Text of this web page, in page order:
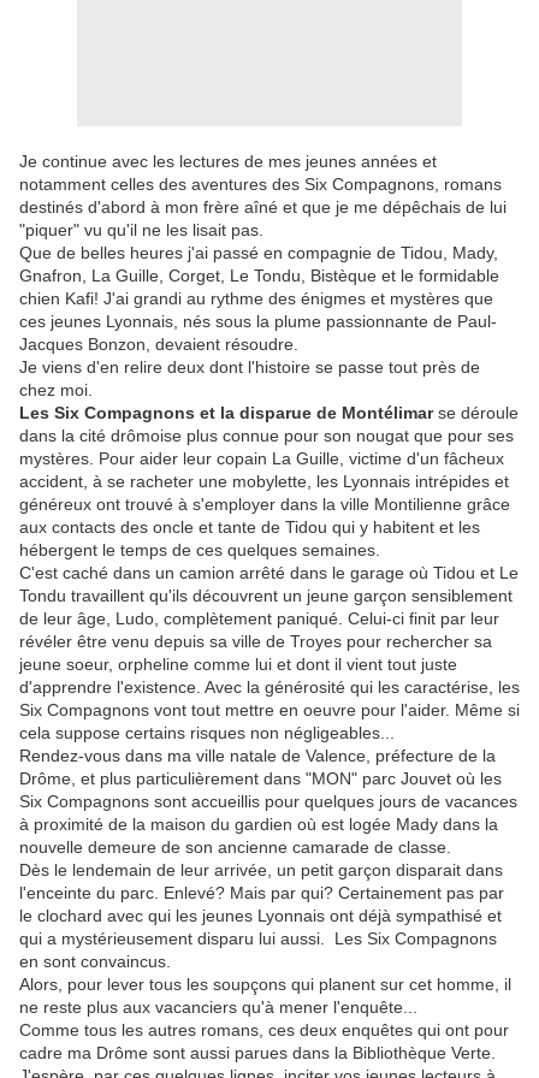
Je continue avec les lectures de mes jeunes années et
notamment celles des aventures des Six Compagnons, romans
destinés d'abord à mon frère aîné et que je me dépêchais de lui
"piquer" vu qu'il ne les lisait pas.
Que de belles heures j'ai passé en compagnie de Tidou, Mady,
Gnafron, La Guille, Corget, Le Tondu, Bistèque et le formidable
chien Kafi! J'ai grandi au rythme des énigmes et mystères que
ces jeunes Lyonnais, nés sous la plume passionnante de Paul-
Jacques Bonzon, devaient résoudre.
Je viens d'en relire deux dont l'histoire se passe tout près de
chez moi.
Les Six Compagnons et la disparue de Montélimarse déroule
dans la cité drômoise plus connue pour son nougat que pour ses
mystères. Pour aider leur copain La Guille, victime d'un fâcheux
accident, à se racheter une mobylette, les Lyonnais intrépides et
généreux ont trouvé à s'employer dans la ville Montilienne grâce
aux contacts des oncle et tante de Tidou qui y habitent et les
hébergent le temps de ces quelques semaines.
C'est caché dans un camion arrêté dans le garage où Tidou et Le
Tondu travaillent qu'ils découvrent un jeune garçon sensiblement
de leur âge, Ludo, complètement paniqué. Celui-ci finit par leur
révéler être venu depuis sa ville de Troyes pour rechercher sa
jeune soeur, orpheline comme lui et dont il vient tout juste
d'apprendre l'existence. Avec la générosité qui les caractérise, les
Six Compagnons vont tout mettre en oeuvre pour l'aider. Même si
cela suppose certains risques non négligeables...
Rendez-vous dans ma ville natale de Valence, préfecture de la
Drôme, et plus particulièrement dans "MON" parc Jouvet où les
Six Compagnons sont accueillis pour quelques jours de vacances
à proximité de la maison du gardien où est logée Mady dans la
nouvelle demeure de son ancienne camarade de classe.
Dès le lendemain de leur arrivée, un petit garçon disparait dans
l'enceinte du parc. Enlevé? Mais par qui? Certainement pas par
le clochard avec qui les jeunes Lyonnais ont déjà sympathisé et
qui a mystérieusement disparu lui aussi. Les Six Compagnons
en sont convaincus.
Alors, pour lever tous les soupçons qui planent sur cet homme, il
ne reste plus aux vacanciers qu'à mener l'enquête...
Comme tous les autres romans, ces deux enquêtes qui ont pour
cadre ma Drôme sont aussi parues dans la Bibliothèque Verte.